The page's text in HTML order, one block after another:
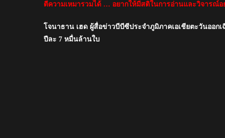
ตีความเหมารวมได้ … อยากให้มีสติในการอ่านและวิจารณ์
โจนาธาน เฮด ผู้สื่อข่าวบีบีซีประจำภูมิภาคเอเชียตะวันออก
ปีละ 7 หมื่นล้านใบ